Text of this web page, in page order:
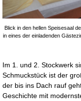
Blick in den hellen
in eines der einladenden
Im 1. und 2. Stockwerk
Schmuckstück ist der
der bis ins Dach rauf
Geschichte mit